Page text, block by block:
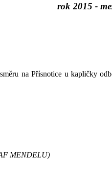
rok 2015 -
na Přísnotice u kapličky
MENDELU)